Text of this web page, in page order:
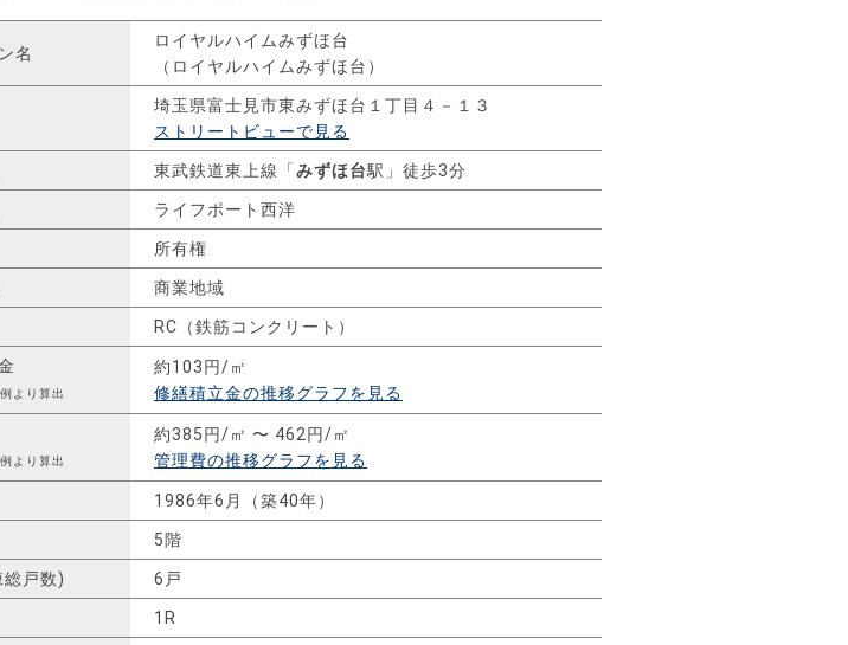
名
ロイヤルハイムみずほ台
（ロイヤルハイムみずほ台）
埼玉県富士見市東みずほ台１丁目４－１３
ストリートビューで見る
東武鉄道東上線「 みずほ台駅」徒歩3分
ライフポート西洋
所有権
商業地域
RC（鉄筋コンクリート）
より算出
約103円/㎡
修繕積立金の推移グラフを見る
より算出
約385円/㎡ 〜 462円/㎡
管理費の推移グラフを見る
1986年6月（築40年）
5階
戸数) 6戸
1R